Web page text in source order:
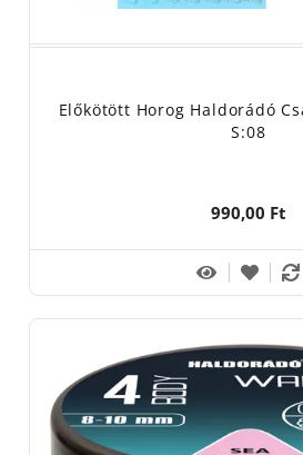
Előkötött Horog Haldorádó
S:08
990,00 Ft